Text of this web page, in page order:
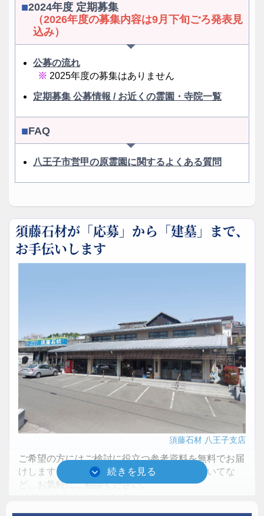
2024年度 定期募集
（2026年度の募集内容は9月下旬ごろ発表見
込み）
公募の流れ
2025年度の募集はありません
定期募集 公募情報 / お近くの霊園・寺院一覧
FAQ
八王子市営甲の原霊園に関するよくある質問
須藤石材が「応募」から「建墓」まで、
お手伝いします
須藤石材 八王子支店
ご希望の方にはご検討に役立つ参考資料を無料でお届
けします。霊園見学・当選区画への同行についてな
ど、お気軽にご相談ください。